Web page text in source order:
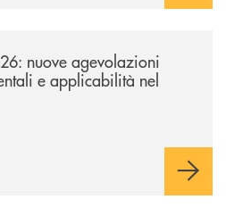
nuove agevolazioni
e applicabilità nel